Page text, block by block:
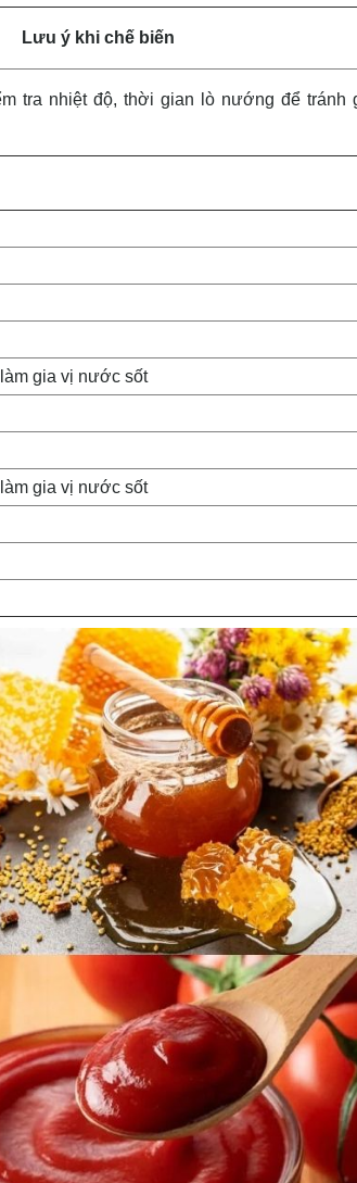
Lưu ý khi chế biến
tra nhiệt độ, thời gian lò nướng để tránh
gia vị nước sốt
gia vị nước sốt